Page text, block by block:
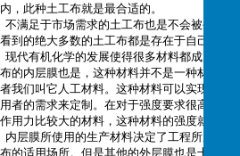
内，此种土工布就是最合适的。
不满足于市场需求的土工布也是不会被生产的
看到的绝大多数的土工布都是存在于自己的工
现代有机化学的发展使得很多材料都成为了有
布的内层膜也是，这种材料并不是一种材料，
者我们叫它人工材料。这种材料可以实现我们
用者的需求来定制。在对于强度要求很高的施
作用力比较大的材料，这种材料的强度就是非
内层膜所使用的生产材料决定了工程所用的土
布的适用场所。但是其他的外层膜也是十分重